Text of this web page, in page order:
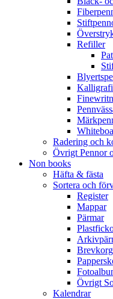
Refiller
Kalligrafi
Radering och
Övrigt Pennor
Non books
Häfta & fästa
Sortera och
Register
Mappar
Pärmar
Övrigt
Kalendrar